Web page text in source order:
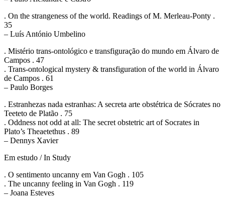
. On the strangeness of the world. Readings of M. Merleau-Ponty .
35
– Luís António Umbelino
. Mistério trans-ontológico e transfiguração do mundo em Álvaro de
Campos . 47
. Trans-ontological mystery & transfiguration of the world in Álvaro
de Campos . 61
– Paulo Borges
. Estranhezas nada estranhas: A secreta arte obstétrica de Sócrates no
Teeteto de Platão . 75
. Oddness not odd at all: The secret obstetric art of Socrates in
Plato’s Theaetethus . 89
– Dennys Xavier
Em estudo / In Study
. O sentimento uncanny em Van Gogh . 105
. The uncanny feeling in Van Gogh . 119
– Joana Esteves